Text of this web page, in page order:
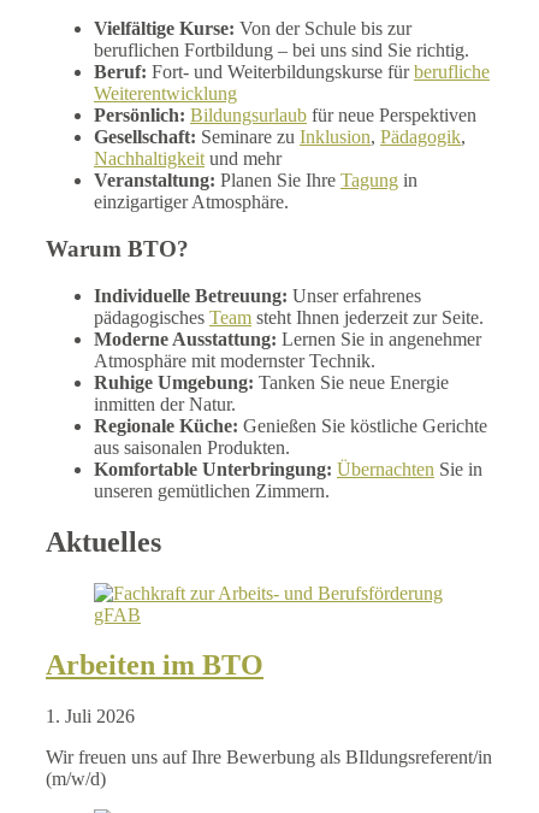
Vielfältige Kurse: Von der Schule bis zur
beruflichen Fortbildung – bei uns sind Sie richtig.
Beruf: Fort- und Weiterbildungskurse fürberufliche
Weiterentwicklung
Persönlich: Bildungsurlaub für neue Perspektiven
Gesellschaft: Seminare zu Inklusion, Pädagogik,
Nachhaltigkeit und mehr
Veranstaltung: Planen Sie Ihre Tagung in
einzigartiger Atmosphäre.
Warum BTO?
Individuelle Betreuung: Unser erfahrenes
pädagogisches Team steht Ihnen jederzeit zur Seite.
Moderne Ausstattung: Lernen Sie in angenehmer
Atmosphäre mit modernster Technik.
Ruhige Umgebung: Tanken Sie neue Energie
inmitten der Natur.
Regionale Küche: Genießen Sie köstliche Gerichte
aus saisonalen Produkten.
Komfortable Unterbringung: Übernachten Sie in
unseren gemütlichen Zimmern.
Aktuelles
Arbeiten im BTO
1. Juli 2026
Wir freuen uns auf Ihre Bewerbung als BIldungsreferent/in
(m/w/d)